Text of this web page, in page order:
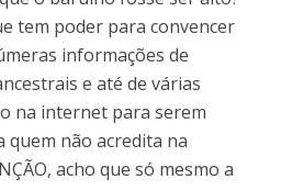
tem poder para convencer
informações de
e até de várias
na internet para serem
quem não acredita na
acho que só mesmo a